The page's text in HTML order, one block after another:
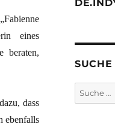
eines
beraten,
dass
ebenfalls
SUCHE
Suche
nach: